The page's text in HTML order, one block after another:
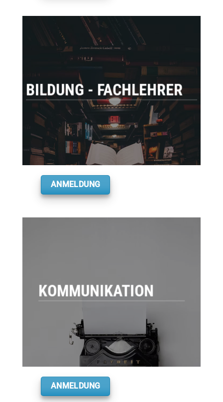
BILDUNG - FACHLEHRER
ANMELDUNG
KOMMUNIKATION
ANMELDUNG